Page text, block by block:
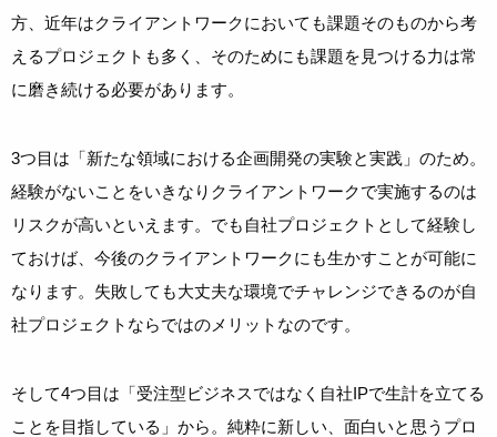
方、近年はクライアントワークにおいても課題そのものから考
えるプロジェクトも多く、そのためにも課題を見つける力は常
に磨き続ける必要があります。
3つ目は「新たな領域における企画開発の実験と実践」のため。
経験がないことをいきなりクライアントワークで実施するのは
リスクが高いといえます。でも自社プロジェクトとして経験し
ておけば、今後のクライアントワークにも生かすことが可能に
なります。失敗しても大丈夫な環境でチャレンジできるのが自
社プロジェクトならではのメリットなのです。
そして4つ目は「受注型ビジネスではなく自社IPで生計を立てる
ことを目指している」から。純粋に新しい、面白いと思うプロ